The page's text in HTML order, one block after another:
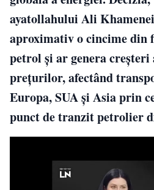
ayatollahului Ali
aproximativ o cincime din
petrol şi ar genera creşteri
preţurilor, afectând
Europa, SUA şi Asia prin
punct de tranzit petrolier